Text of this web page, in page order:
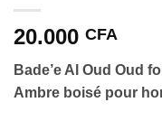
20.000 CFA
Bade’e Al Oud Oud
Ambre boisé pour